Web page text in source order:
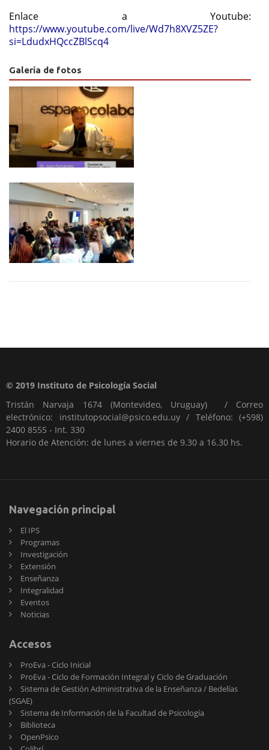
https://www.youtube.com/live/Wd7h8XVZ5ZE?
si=LdudxHQccZBlScq4
Galería de fotos
© 2019 Instituto de Psicología Social
Tristán Narvaja 1674 (Montevideo, Uruguay) / Correo
electrónico: institutopsocial@psico.edu.uy / Teléfono: (+598)
2400 8555 - Int. 330
Horario de Atención: de lunes a viernes de 9.30 a 16.30 hs.
Navegación principal
El IPS
Programas
Investigación
Extensión
Enseñanza
Integralidad
Eventos
Noticias
Accesos
ProEva - Ciclo Inicial
ProEva - Ciclo de Formación Integral y Ciclo de Graduación
Sistema de Gestión Administrativa de la Enseñanza / Bedelías
(SGAE)
Sistema de Información de la Facultad de Psicología
Biblioteca
OpenPsico